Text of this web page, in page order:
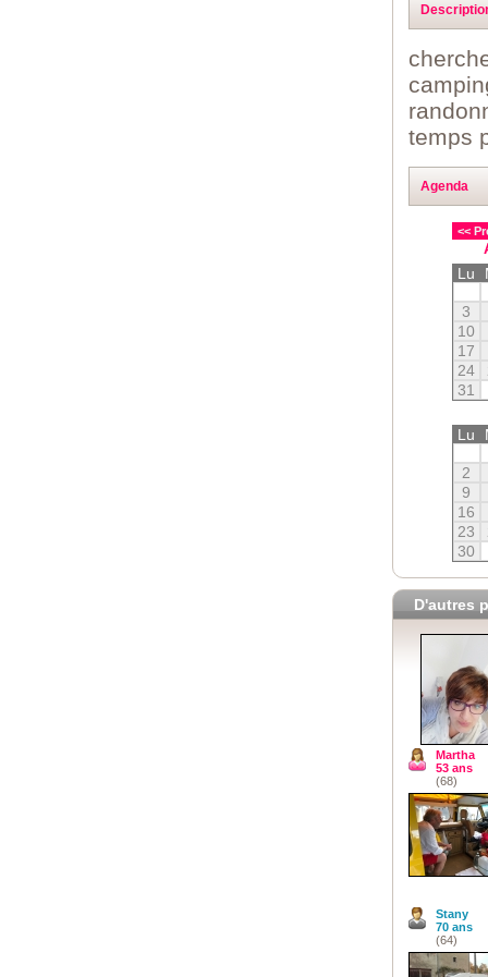
temps
Agenda
<<
Lu
3
10
17
24
31
Lu
2
9
16
23
30
D'autres
Martha
53 ans
(68)
Stany
70 ans
(64)